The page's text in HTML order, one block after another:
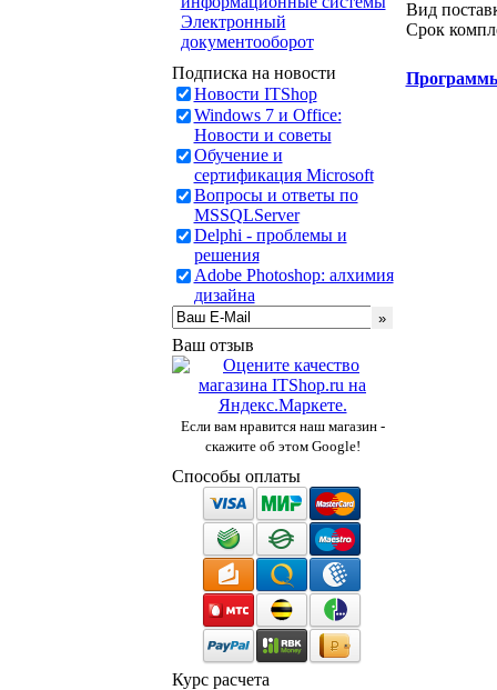
Электронный
документооборот
Подписка на новости
Новости ITShop
Windows 7 и Office:
Новости и советы
Обучение и
сертификация Microsoft
Вопросы и ответы по
MSSQLServer
Delphi - проблемы и
решения
Adobe Photoshop: алхимия
дизайна
Ваш отзыв
Если вам нравится наш магазин -
скажите об этом Google!
Способы оплаты
Курс расчета
Вид
Срок